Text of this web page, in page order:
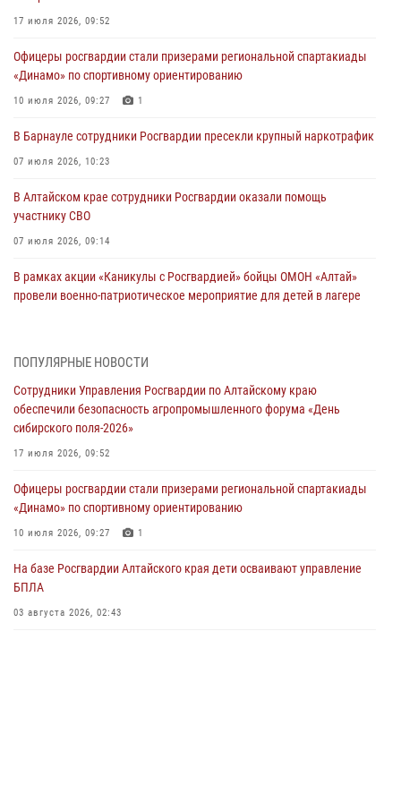
17 июля 2026, 09:52
Офицеры росгвардии стали призерами региональной спартакиады
«Динамо» по спортивному ориентированию
10 июля 2026, 09:27 1
В Барнауле сотрудники Росгвардии пресекли крупный наркотрафик
07 июля 2026, 10:23
В Алтайском крае сотрудники Росгвардии оказали помощь
участнику СВО
07 июля 2026, 09:14
В рамках акции «Каникулы с Росгвардией» бойцы ОМОН «Алтай»
провели военно-патриотическое мероприятие для детей в лагере
акции «Коробка храбрости»
Сотрудники Росгвардии провели встречу с юными пограничниками
03 июля 2026, 04:03
Управление Росгвардии по Алтайскому краю провело для детей
02 июля 2026, 00:55
В краевом управлении вневедомственной охраны Росгвардии по
ПОПУЛЯРНЫЕ НОВОСТИ
Сотрудники Управления Росгвардии по Алтайскому краю
обеспечили безопасность агропромышленного форума «День
сибирского поля-2026»
17 июля 2026, 09:52
Офицеры росгвардии стали призерами региональной спартакиады
«Динамо» по спортивному ориентированию
10 июля 2026, 09:27 1
На базе Росгвардии Алтайского края дети осваивают управление
БПЛА
03 августа 2026, 02:43